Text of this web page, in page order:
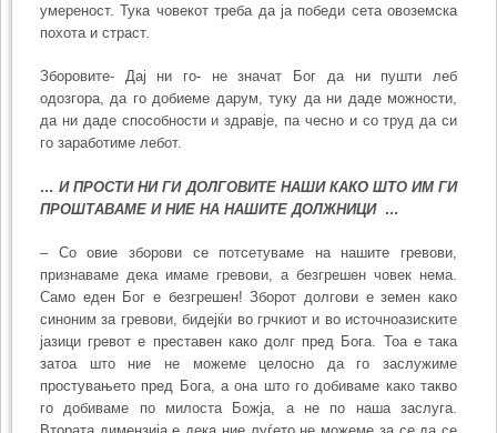
умереност. Тука човекот треба да ја победи сета овоземска
похота и страст.
Зборовите- Дај ни го- не значат Бог да ни пушти леб
одозгора, да го добиеме дарум, туку да ни даде можности,
да ни даде способности и здравје, па чесно и со труд да си
го заработиме лебот.
… И ПРОСТИ НИ ГИ ДОЛГОВИТЕ НАШИ КАКО ШТО ИМ ГИ
ПРОШТАВАМЕ И НИЕ НА НАШИТЕ ДОЛЖНИЦИ …
– Со овие зборови се потсетуваме на нашите гревови,
признаваме дека имаме гревови, а безгрешен човек нема.
Само еден Бог е безгрешен! Зборот долгови е земен како
синоним за гревови, бидејќи во грчкиот и во источноазиските
јазици гревот е преставен како долг пред Бога. Тоа е така
затоа што ние не можеме целосно да го заслужиме
простувањето пред Бога, а она што го добиваме како такво
го добиваме по милоста Божја, а не по наша заслуга.